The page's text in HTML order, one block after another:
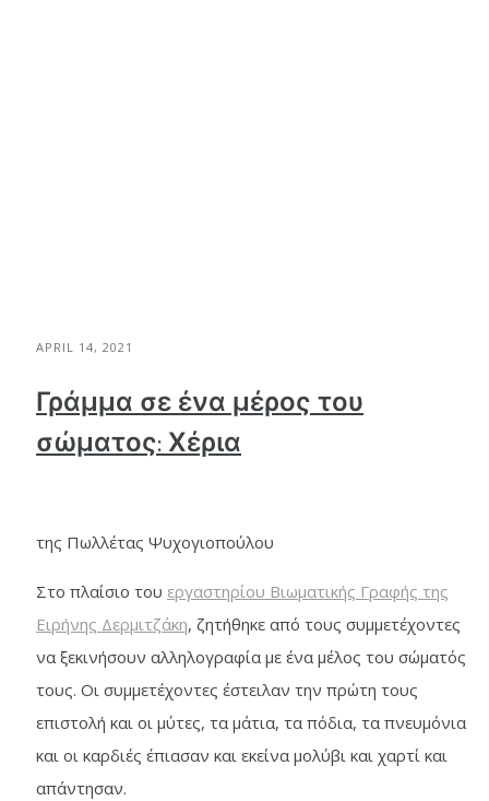
APRIL 14, 2021
Γράμμα σε ένα μέρος του
σώματος: Χέρια
της Πωλλέτας Ψυχογιοπούλου
Στο πλαίσιο του εργαστηρίου Βιωματικής Γραφής της
Ειρήνης Δερμιτζάκη, ζητήθηκε από τους συμμετέχοντες
να ξεκινήσουν αλληλογραφία με ένα μέλος του σώματός
τους. Οι συμμετέχοντες έστειλαν την πρώτη τους
επιστολή και οι μύτες, τα μάτια, τα πόδια, τα πνευμόνια
και οι καρδιές έπιασαν και εκείνα μολύβι και χαρτί και
απάντησαν.